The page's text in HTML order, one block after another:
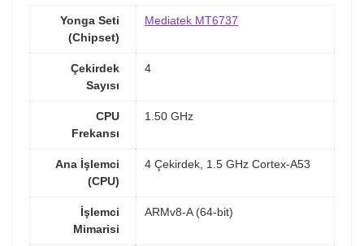
Yonga Seti
(Chipset)
Mediatek MT6737
Çekirdek
Sayısı
4
CPU
Frekansı
1.50 GHz
Ana İşlemci
(CPU)
4 Çekirdek, 1.5 GHz Cortex-A53
İşlemci
Mimarisi
ARMv8-A (64-bit)